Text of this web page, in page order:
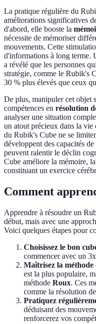
La pratique régulière du
améliorations significatives
d'abord, elle booste la
nécessite de mémoriser
mouvements. Cette
d'informations à long terme.
a révélé que les personnes
stratégie, comme le Rubik's
30 % plus élevés que ceux
De plus, manipuler cet objet
compétences en résolution
analyser une situation
un atout précieux dans la
du Rubik's Cube ne se
développent des capacités
peuvent ralentir le déclin
Cube améliore la mémoire,
constituant un exercice
Comment
Apprendre à résoudre un
début, mais avec une
Voici quelques étapes pour
Choisissez le bon
commencer avec un
Maîtrisez la méthode
est la plus populaire,
méthode Roux. Ces
comme la résolution
Pratiquez
déduisant des
renforcerez vos